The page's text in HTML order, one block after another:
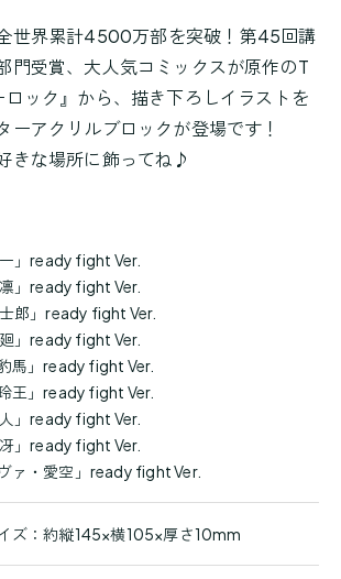
世界累計4500万部を突破！第45回講
門受賞、大人気コミックスが原作のT
ック』から、描き下ろしイラストを
ーアクリルブロックが登場です！
きな場所に飾ってね♪
一」ready fight Ver.
凛」ready fight Ver.
士郎」ready fight Ver.
廻」ready fight Ver.
豹馬」ready fight Ver.
玲王」ready fight Ver.
人」ready fight Ver.
冴」ready fight Ver.
ヴァ・愛空」ready fight Ver.
ズ：約縦145×横105×厚さ10mm